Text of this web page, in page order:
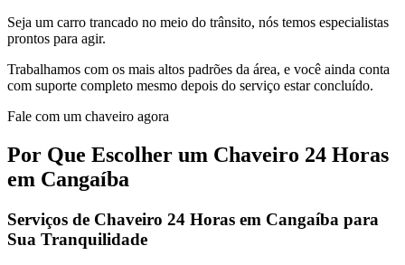
Seja um carro trancado no meio do trânsito, nós temos especialistas
prontos para agir.
Trabalhamos com os mais altos padrões da área, e você ainda conta
com suporte completo mesmo depois do serviço estar concluído.
Fale com um chaveiro agora
Por Que Escolher um Chaveiro 24 Horas
em Cangaíba
Serviços de Chaveiro 24 Horas em Cangaíba para
Sua Tranquilidade